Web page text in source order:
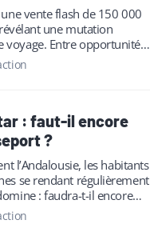
vente flash de 150 000
une mutation
voyage. Entre opportunités
: faut-il encore
?
l’Andalousie, les habitants
se rendant régulièrement
: faudra-t-il encore
arrivant…